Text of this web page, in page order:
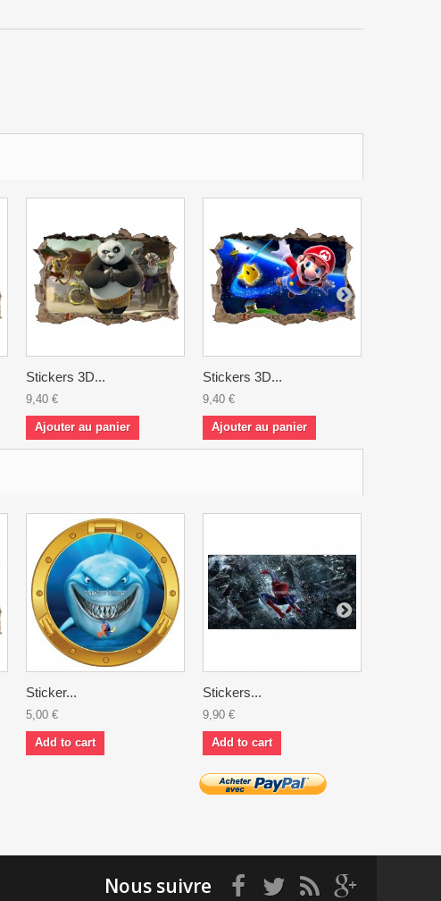
Stickers 3D...
9,40 €
Ajouter au panier
Stickers 3D...
9,40 €
Ajouter au panier
Sticker...
5,00 €
Add to cart
Stickers...
9,90 €
Add to cart
Nous suivre